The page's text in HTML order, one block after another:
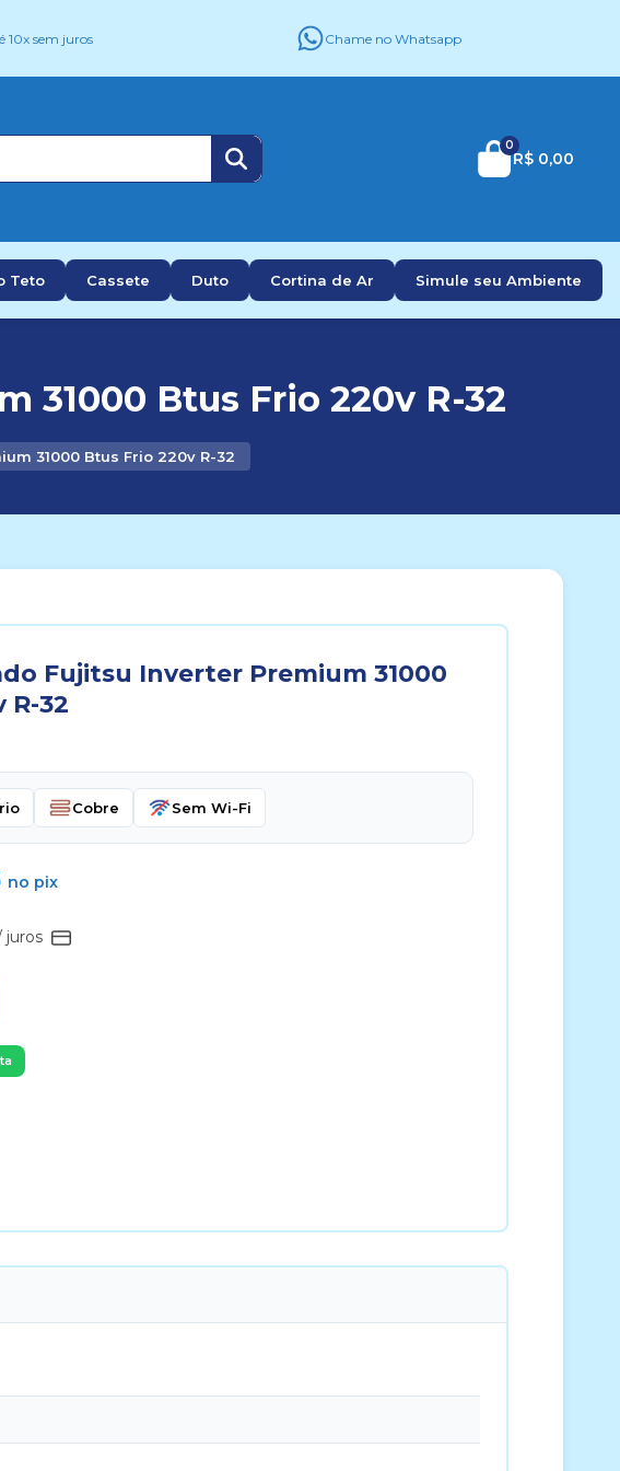
10x sem juros Chame no Whatsapp
0
R$ 0,00
Teto Cassete Duto Cortina de Ar Simule seu Ambiente
31000 Btus Frio 220v R-32
31000 Btus Frio 220v R-32
Fujitsu Inverter Premium 31000
R-32
Cobre Sem Wi-Fi
no pix
juros